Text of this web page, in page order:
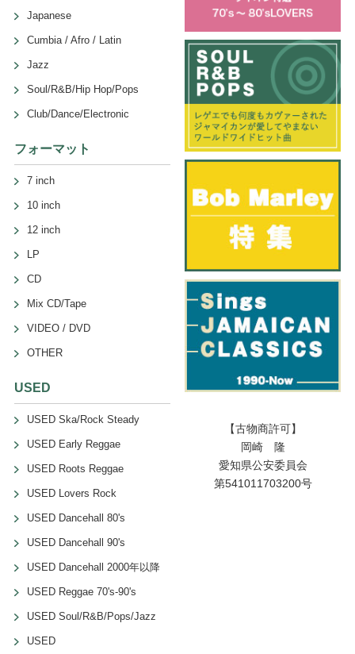
Japanese
Cumbia / Afro / Latin
Jazz
Soul/R&B/Hip Hop/Pops
Club/Dance/Electronic
フォーマット
7 inch
10 inch
12 inch
LP
CD
Mix CD/Tape
VIDEO / DVD
OTHER
USED
USED Ska/Rock Steady
USED Early Reggae
USED Roots Reggae
USED Lovers Rock
USED Dancehall 80's
USED Dancehall 90's
USED Dancehall 2000年以降
USED Reggae 70's-90's
USED Soul/R&B/Pops/Jazz
USED
【古物商許可】
岡崎 隆
愛知県公安委員会
第541011703200号